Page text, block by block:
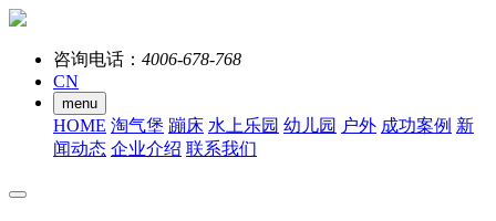
咨询电话： 4006-678-768
CN
menu
HOME 淘气堡 蹦床 水上乐园 幼儿园 户外 成功案例 新
闻动态 企业介绍 联系我们